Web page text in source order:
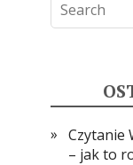
Czytanie
– jak to